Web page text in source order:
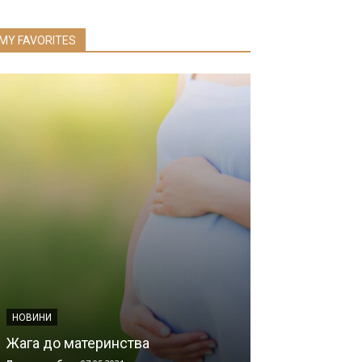
MY FAVORITES
НОВИНИ
Жага до материнства